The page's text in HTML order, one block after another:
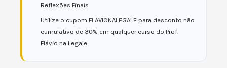
Reflexões Finais
Utilize o cupom FLAVIONALEGALE para desconto não
cumulativo de 30% em qualquer curso do Prof.
Flávio na Legale.